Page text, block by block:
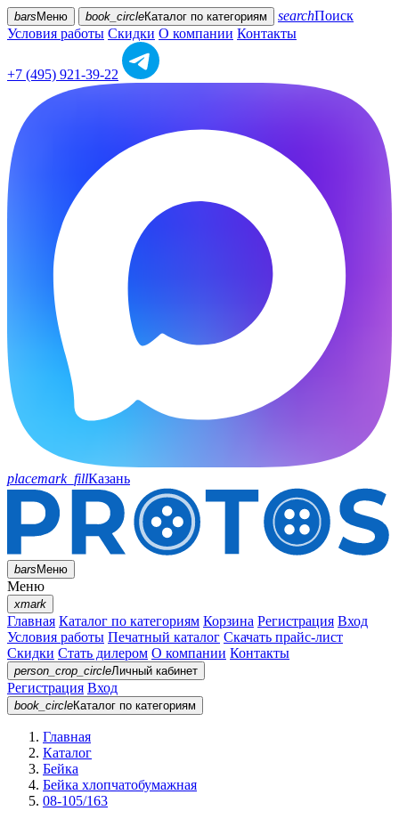
bars Меню book_circleКаталог по категориям searchПоиск
Условия работы Скидки О компании Контакты
+7 (495) 921-39-22
placemark_fillКазань
barsМеню
Меню
xmark
Главная Каталог по категориям Корзина Регистрация Вход
Условия работы Печатный каталог Скачать прайс-лист
Скидки Стать дилером О компании Контакты
person_crop_circleЛичный кабинет
Регистрация Вход
book_circleКаталог по категориям
Главная
Каталог
Бейка
Бейка хлопчатобумажная
08-105/163